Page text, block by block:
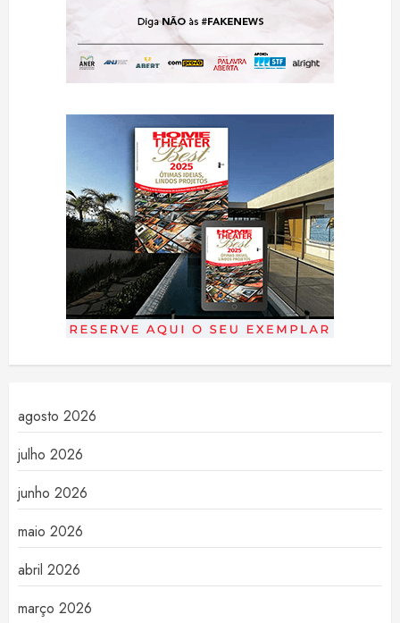
agosto 2026
julho 2026
junho 2026
maio 2026
abril 2026
março 2026